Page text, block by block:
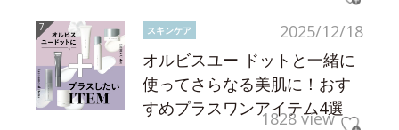
2025/12/18
スキンケア
オルビスユー ドットと一緒に
使ってさらなる美肌に！おす
すめプラスワンアイテム4選
1828 view